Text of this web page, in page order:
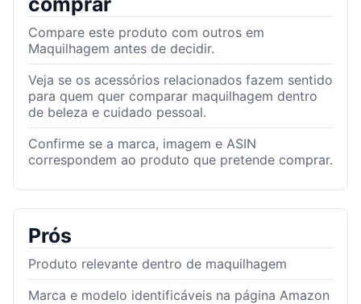
Compare este produto com outros em
Maquilhagem antes de decidir.
Veja se os acessórios relacionados fazem sentido
para quem quer comparar maquilhagem dentro
de beleza e cuidado pessoal.
Confirme se a marca, imagem e ASIN
correspondem ao produto que pretende comprar.
Prós
Produto relevante dentro de maquilhagem
Marca e modelo identificáveis na página Amazon